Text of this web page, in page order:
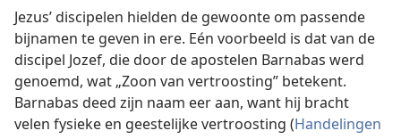
Jezus’ discipelen hielden de gewoonte om passende
bijnamen te geven in ere. Eén voorbeeld is dat van de
discipel Jozef, die door de apostelen Barnabas werd
genoemd, wat „Zoon van vertroosting” betekent.
Barnabas deed zijn naam eer aan, want hij bracht
velen fysieke en geestelijke vertroosting (Handelingen